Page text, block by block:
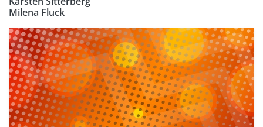
Milena Fluck